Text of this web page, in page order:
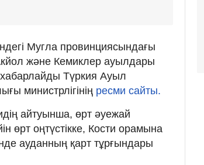
Мугла провинциясындағы
және Кемиклер ауылдары
Түркия Ауыл
министрлігінің ресми сайты.
айтуынша, өрт әуежай
өрт оңтүстікке, Кости орамына
ауданның қарт тұрғындары